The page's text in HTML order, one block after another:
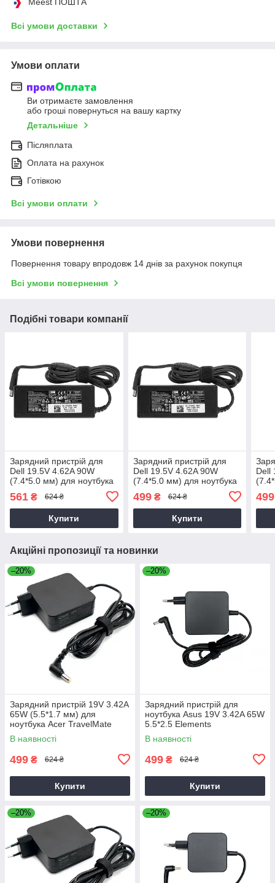
Всі умови доставки
Умови оплати
Ви отримаєте замовлення
або гроші повернуться на вашу картку
Детальніше
Післяплата
Оплата на рахунок
Готівкою
Всі умови оплати
Умови повернення
Повернення товару впродовж 14 днів за рахунок покупця
Всі умови повернення
Подібні товари компанії
Зарядний пристрій для
Dell 19.5V 4.62A 90W
(7.4*5.0 мм) для ноутбука
P63G, P63G002 90W
561 ₴ 624 ₴
Купити
Зарядний пристрій для
Dell 19.5V 4.62A 90W
(7.4*5.0 мм) для ноутбука
499₴ 624 ₴
Купити
Dell
499
Акційні пропозиції та новинки
–20%
Зарядний пристрій 19V 3.42A
65W (5.5*1.7 мм) для
ноутбука Acer TravelMate
P2510-G2-M
В наявності
499 ₴ 624 ₴
Купити
–20%
Зарядний пристрій для
ноутбука Asus 19V 3.42A 65W
5.5*2.5 Elements
В наявності
499 ₴ 624 ₴
Купити
–20% –20%